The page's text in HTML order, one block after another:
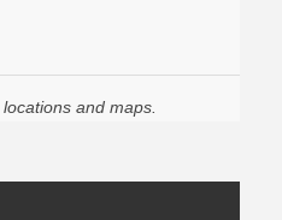
and maps.